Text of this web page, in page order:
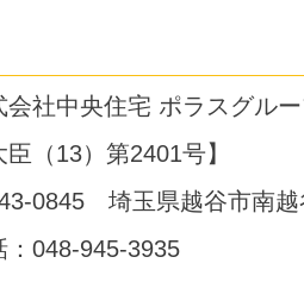
会社中央住宅 ポラスグル
臣（13）第2401号】
0845 埼玉県越谷市南越
：048-945-3935